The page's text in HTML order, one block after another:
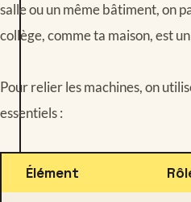
salle ou un même bâtiment, on
collège, comme ta maison, est
Pour relier les machines, on
essentiels :
Élément